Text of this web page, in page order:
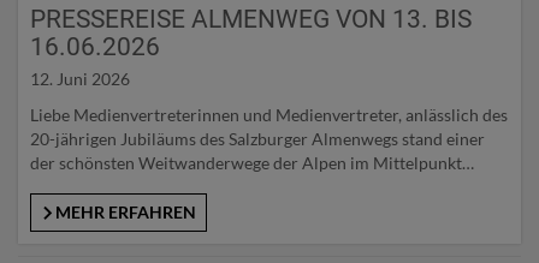
PRESSEREISE ALMENWEG VON 13. BIS
16.06.2026
12. Juni 2026
Liebe Medienvertreterinnen und Medienvertreter, anlässlich des
20-jährigen Jubiläums des Salzburger Almenwegs stand einer
der schönsten Weitwanderwege der Alpen im Mittelpunkt
Kilometern verbindet der Weg 25 Talorte und bietet
eindrucksvolle Einblicke in gelebte Tradition, echte
MEHR ERFAHREN